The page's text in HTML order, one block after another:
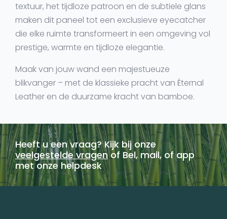
textuur, het tijdloze patroon en de subtiele glans
maken dit paneel tot een exclusieve eyecatcher
die elke ruimte transformeert in een omgeving vol
prestige, warmte en tijdloze elegantie.
Maak van jouw wand een majestueuze
blikvanger – met de klassieke pracht van Éternal
Leather en de duurzame kracht van bamboe.
Heeft u een vraag? Kijk bij onze
veelgestelde vragenof Bel, mail, of app
met onze helpdesk